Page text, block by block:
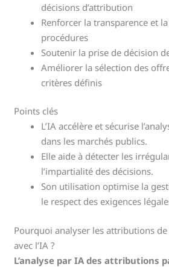
décisions d’attribution
Renforcer la transparence et
procédures
Soutenir la prise de décision
Améliorer la sélection des
critères définis
Points clés
L’IA accélère et sécurise
dans les marchés publics.
Elle aide à détecter les
l’impartialité des décisions.
Son utilisation optimise la
le respect des exigences
Pourquoi analyser les attributions
avec l’IA ?
L’analyse par IA des attributions